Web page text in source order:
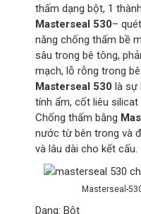
thấm dạng bột, 1
Masterseal 530–
năng chống thấm bề
sâu trong bê tông,
mạch, lỗ rỗng trong
Masterseal 530 là sự
tính ẩm, cốt liêu
Chống thấm bằng
nước từ bên trong và
và lâu dài cho kết cấu.
Masterseal-
Dạng: Bột